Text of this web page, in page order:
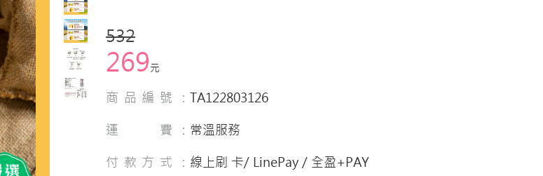
532
269元
商品編號： TA122803126
運 費： 常溫服務
付款方式： 線上刷 卡/ LinePay / 全盈+PAY